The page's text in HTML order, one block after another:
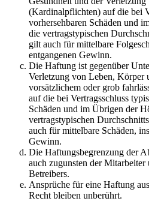
(Kardinalpflichten) auf die bei
vorhersehbaren Schäden und
die vertragstypischen
gilt auch für mittelbare
entgangenen Gewinn.
Die Haftung ist gegenüber
Verletzung von Leben, Körper
vorsätzlichem oder grob
auf die bei Vertragsschluss
Schäden und im Übrigen der
vertragstypischen
auch für mittelbare Schäden,
Gewinn.
Die Haftungsbegrenzung der
auch zugunsten der
Betreibers.
Ansprüche für eine Haftung
Recht bleiben unberührt.